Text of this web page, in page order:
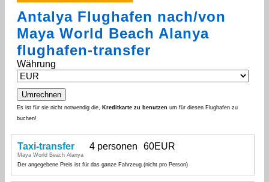
Antalya Flughafen nach/von
Maya World Beach Alanya
flughafen-transfer
Währung
Es ist für sie nicht notwendig die, Kreditkarte zu benutzen um für diesen Flughafen zu
buchen!
Taxi-transfer
Maya World Beach Alanya
4 personen 60EUR
Der angegebene Preis ist für das ganze Fahrzeug (nicht pro Person)